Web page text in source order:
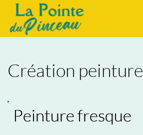
Création peinture
Peinture fresque